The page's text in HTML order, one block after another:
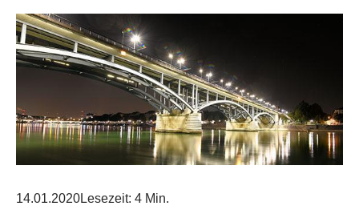
14.01.2020Lesezeit: 4 Min.